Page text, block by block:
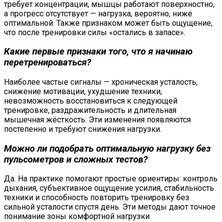
требует концентрации, мышцы работают поверхностно,
а прогресс отсутствует — нагрузка, вероятно, ниже
оптимальной. Также признаком может быть ощущение,
что после тренировки силы «остались в запасе».
Какие первые признаки того, что я начинаю
перетренироваться?
Наиболее частые сигналы — хроническая усталость,
снижение мотивации, ухудшение техники,
невозможность восстановиться к следующей
тренировке, раздражительность и длительная
мышечная жёсткость. Эти изменения появляются
постепенно и требуют снижения нагрузки.
Можно ли подобрать оптимальную нагрузку без
пульсометров и сложных тестов?
Да. На практике помогают простые ориентиры: контроль
дыхания, субъективное ощущение усилия, стабильность
техники и способность повторить тренировку без
сильной усталости спустя день. Эти методы дают точное
понимание зоны комфортной нагрузки.